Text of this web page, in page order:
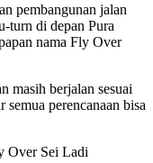
pembangunan jalan
turn di depan Pura
nama Fly Over
masih berjalan sesuai
perencanaan bisa
Over Sei Ladi